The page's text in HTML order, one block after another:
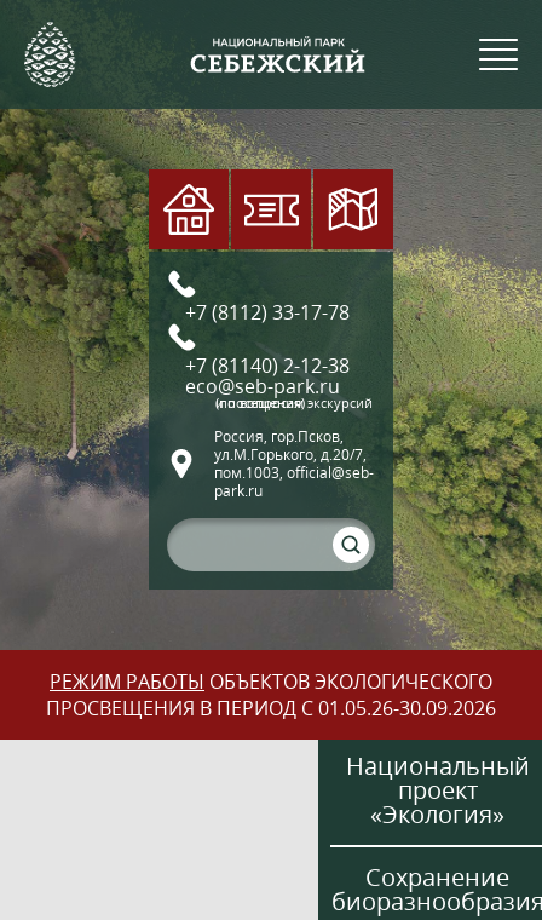
+7 (8112) 33-17-78
+7 (81140) 2-12-38
eco@seb-park.ru
(по вопросам экскурсий и посещения)
Россия, гор.Псков,
ул.М.Горького, д.20/7,
пом.1003, official@seb-
park.ru
РЕЖИМ РАБОТЫ ОБЪЕКТОВ ЭКОЛОГИЧЕСКОГО
ПРОСВЕЩЕНИЯ В ПЕРИОД С 01.05.26-30.09.2026
Национальный
проект
«Экология»
Сохранение